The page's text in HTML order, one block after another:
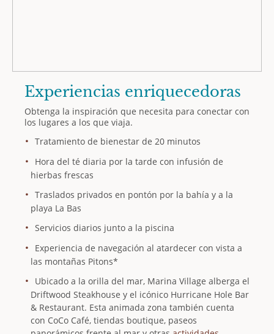
Experiencias enriquecedoras
Obtenga la inspiración que necesita para conectar con
los lugares a los que viaja.
Tratamiento de bienestar de 20 minutos
Hora del té diaria por la tarde con infusión de
hierbas frescas
Traslados privados en pontón por la bahía y a la
playa La Bas
Servicios diarios junto a la piscina
Experiencia de navegación al atardecer con vista a
las montañas Pitons*
Ubicado a la orilla del mar, Marina Village alberga el
Driftwood Steakhouse y el icónico Hurricane Hole Bar
& Restaurant. Esta animada zona también cuenta
con CoCo Café, tiendas boutique, paseos